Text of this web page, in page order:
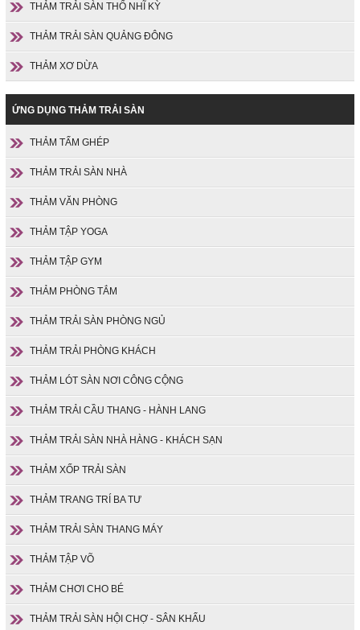
THẢM TRẢI SÀN THỔ NHĨ KỲ
THẢM TRẢI SÀN QUẢNG ĐÔNG
THẢM XƠ DỪA
ỨNG DỤNG THẢM TRẢI SÀN
THẢM TẤM GHÉP
THẢM TRẢI SÀN NHÀ
THẢM VĂN PHÒNG
THẢM TẬP YOGA
THẢM TẬP GYM
THẢM PHÒNG TẮM
THẢM TRẢI SÀN PHÒNG NGỦ
THẢM TRẢI PHÒNG KHÁCH
THẢM LÓT SÀN NƠI CÔNG CỘNG
THẢM TRẢI CẦU THANG - HÀNH LANG
THẢM TRẢI SÀN NHÀ HÀNG - KHÁCH SẠN
THẢM XỐP TRẢI SÀN
THẢM TRANG TRÍ BA TƯ
THẢM TRẢI SÀN THANG MÁY
THẢM TẬP VÕ
THẢM CHƠI CHO BÉ
THẢM TRẢI SÀN HỘI CHỢ - SÂN KHẤU